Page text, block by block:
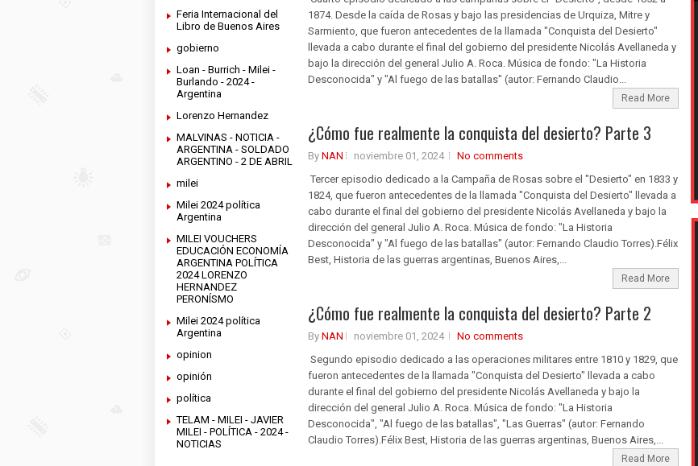
Feria Internacional del
Libro de Buenos Aires
gobierno
Loan - Burrich - Milei -
Burlando - 2024 -
Argentina
Lorenzo Hernandez
MALVINAS - NOTICIA -
ARGENTINA - SOLDADO
ARGENTINO - 2 DE ABRIL
milei
Milei 2024 política
Argentina
MILEI VOUCHERS
EDUCACIÓN ECONOMÍA
ARGENTINA POLÍTICA
2024 LORENZO
HERNANDEZ
PERONÍSMO
Milei 2024 política
Argentina
opinion
opinión
política
TELAM - MILEI - JAVIER
MILEI - POLÍTICA - 2024 -
NOTICIAS
1874. Desde la caída de Rosas y bajo las presidencias de Urquiza, Mitre y
Sarmiento, que fueron antecedentes de la llamada "Conquista del Desierto"
llevada a cabo durante el final del gobierno del presidente Nicolás Avellaneda y
bajo la dirección del general Julio A. Roca. Música de fondo: "La Historia
Desconocida" y "Al fuego de las batallas" (autor: Fernando Claudio...
Read More
¿Cómo fue realmente la conquista del desierto? Parte 3
By NAN noviembre 01, 2024
No comments
Tercer episodio dedicado a la Campaña de Rosas sobre el "Desierto" en 1833 y
1824, que fueron antecedentes de la llamada "Conquista del Desierto" llevada a
cabo durante el final del gobierno del presidente Nicolás Avellaneda y bajo la
dirección del general Julio A. Roca. Música de fondo: "La Historia
Desconocida" y "Al fuego de las batallas" (autor: Fernando Claudio Torres).Félix
Best, Historia de las guerras argentinas, Buenos Aires,...
Read More
¿Cómo fue realmente la conquista del desierto? Parte 2
By NAN noviembre 01, 2024
No comments
Segundo episodio dedicado a las operaciones militares entre 1810 y 1829, que
fueron antecedentes de la llamada "Conquista del Desierto" llevada a cabo
durante el final del gobierno del presidente Nicolás Avellaneda y bajo la
dirección del general Julio A. Roca. Música de fondo: "La Historia
Desconocida", "Al fuego de las batallas", "Las Guerras" (autor: Fernando
Claudio Torres).Félix Best, Historia de las guerras argentinas, Buenos Aires,...
Read More